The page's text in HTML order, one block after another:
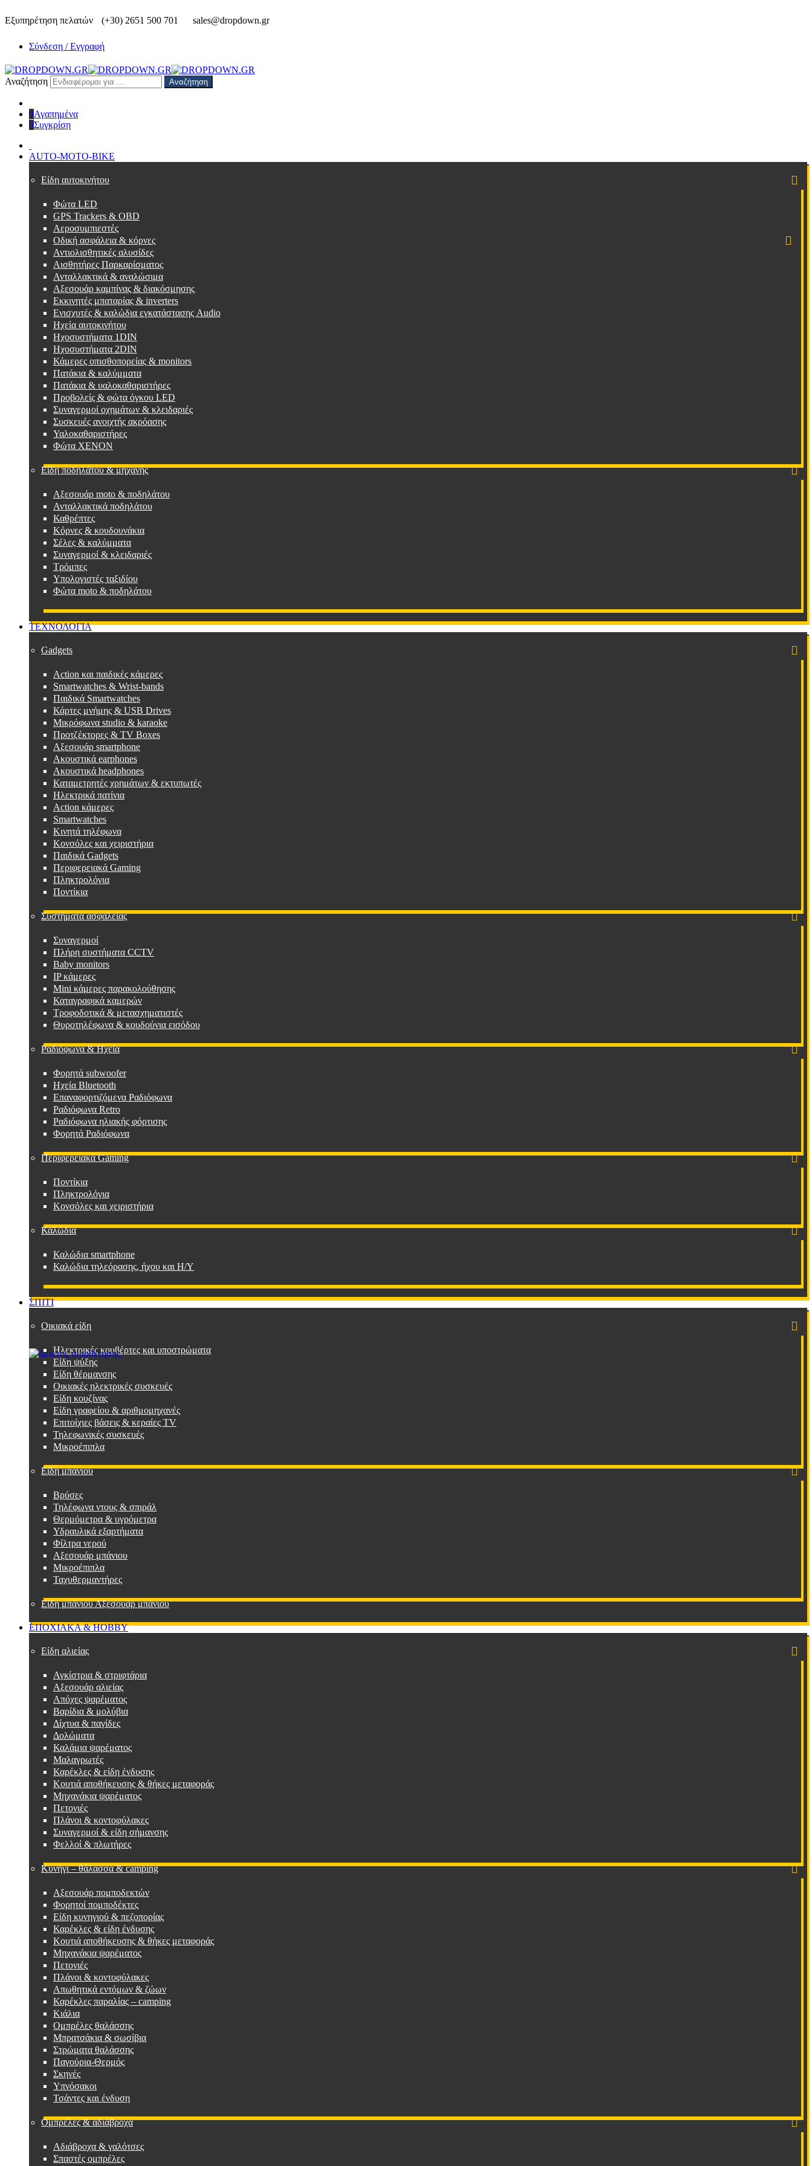
Εξυπηρέτηση πελατών (+30) 2651 500 701 sales@dropdown.gr
Σύνδεση / Εγγραφή
Αναζήτηση Αναζήτηση
0Αγαπημένα
0Συγκρίση
AUTO-MOTO-BIKE
Είδη αυτοκινήτου
Φώτα LED
GPS Trackers & OBD
Αεροσυμπιεστές
Οδική ασφάλεια & κόρνες
Αντιολισθητικές αλυσίδες
Αισθητήρες Παρκαρίσματος
Ανταλλακτικά & αναλώσιμα
Αξεσουάρ καμπίνας & διακόσμησης
Εκκινητές μπαταρίας & inverters
Ενισχυτές & καλώδια εγκατάστασης Audio
Ηχεία αυτοκινήτου
Ηχοσυστήματα 1DIN
Ηχοσυστήματα 2DIN
Κάμερες οπισθοπορείας & monitors
Πατάκια & καλύμματα
Πατάκια & υαλοκαθαριστήρες
Προβολείς & φώτα όγκου LED
Συναγερμοί οχημάτων & κλειδαριές
Συσκευές ανοιχτής ακρόασης
Υαλοκαθαριστήρες
Φώτα XENON
Είδη ποδηλάτου & μηχανής
Αξεσουάρ moto & ποδηλάτου
Ανταλλακτικά ποδηλάτου
Καθρέπτες
Κόρνες & κουδουνάκια
Σέλες & καλύμματα
Συναγερμοί & κλειδαριές
Τρόμπες
Υπολογιστές ταξιδίου
Φώτα moto & ποδηλάτου
ΤΕΧΝΟΛΟΓΙΑ
Gadgets
Action και παιδικές κάμερες
Smartwatches & Wrist-bands
Παιδικά Smartwatches
Κάρτες μνήμης & USB Drives
Μικρόφωνα studio & karaoke
Προτζέκτορες & TV Boxes
Αξεσουάρ smartphone
Ακουστικά earphones
Ακουστικά headphones
Καταμετρητές χρημάτων & εκτυπωτές
Ηλεκτρικά πατίνια
Action κάμερες
Smartwatches
Κινητά τηλέφωνα
Κονσόλες και χειριστήρια
Παιδικά Gadgets
Περιφερειακά Gaming
Πληκτρολόγια
Ποντίκια
Συστήματα ασφαλείας
Συναγερμοί
Πλήρη συστήματα CCTV
Baby monitors
IP κάμερες
Mini κάμερες παρακολούθησης
Καταγραφικά καμερών
Τροφοδοτικά & μετασχηματιστές
Θυροτηλέφωνα & κουδούνια εισόδου
Ραδιόφωνα & Ηχεία
Φορητά subwoofer
Ηχεία Bluetooth
Επαναφορτιζόμενα Ραδιόφωνα
Ραδιόφωνα Retro
Ραδιόφωνα ηλιακής φόρτισης
Φορητά Ραδιόφωνα
Περιφερειακά Gaming
Ποντίκια
Πληκτρολόγια
Κονσόλες και χειριστήρια
Καλώδια
Καλώδια smartphone
Καλώδια τηλεόρασης, ήχου και Η/Υ
ΣΠΙΤΙ
Οικιακά είδη
Ηλεκτρικές κουβέρτες και υποστρώματα
Είδη ψύξης
Είδη θέρμανσης
Οικιακές ηλεκτρικές συσκευές
Είδη κουζίνας
Είδη γραφείου & αριθμομηχανές
Επιτοίχιες βάσεις & κεραίες TV
Τηλεφωνικές συσκευές
Μικροέπιπλα
Είδη μπάνιου
Βρύσες
Τηλέφωνα ντους & σπιράλ
Θερμόμετρα & υγρόμετρα
Υδραυλικά εξαρτήματα
Φίλτρα νερού
Αξεσουάρ μπάνιου
Μικροέπιπλα
Ταχυθερμαντήρες
Είδη μπάνιου Αξεσουάρ μπάνιου
ΕΠΟΧΙΑΚΑ & HOBBY
Είδη αλιείας
Αγκίστρια & στριφτάρια
Αξεσουάρ αλιείας
Απόχες ψαρέματος
Βαρίδια & μολύβια
Δίχτυα & παγίδες
Δολώματα
Καλάμια ψαρέματος
Μαλαγρωτές
Καρέκλες & είδη ένδυσης
Κουτιά αποθήκευσης & θήκες μεταφοράς
Μηχανάκια ψαρέματος
Πετονιές
Πλάνοι & κοντοφύλακες
Συναγερμοί & είδη σήμανσης
Φελλοί & πλωτήρες
Κυνήγι – θάλασσα & camping
Αξεσουάρ πομποδεκτών
Φορητοί πομποδέκτες
Είδη κυνηγιού & πεζοπορίας
Καρέκλες & είδη ένδυσης
Κουτιά αποθήκευσης & θήκες μεταφοράς
Μηχανάκια ψαρέματος
Πετονιές
Πλάνοι & κοντοφύλακες
Απωθητικά εντόμων & ζώων
Καρέκλες παραλίας – camping
Κιάλια
Ομπρέλες θαλάσσης
Μπρατσάκια & σωσίβια
Στρώματα θαλάσσης
Παγούρια-Θερμός
Σκηνές
Υπνόσακοι
Τσάντες και ένδυση
Ομπρέλες & αδιάβροχα
Αδιάβροχα & γαλότσες
Σπαστές ομπρέλες